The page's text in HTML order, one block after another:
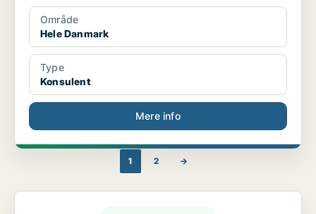
Område
Hele Danmark
Type
Konsulent
Mere info
1 2 →